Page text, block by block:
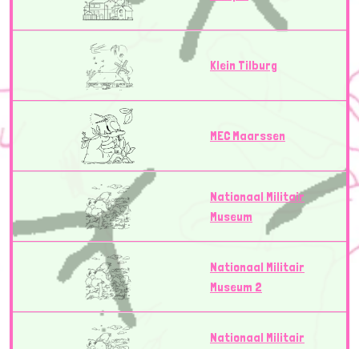
Klein Tilburg
MEC Maarssen
Nationaal Militair
Museum
Nationaal Militair
Museum 2
Nationaal Militair